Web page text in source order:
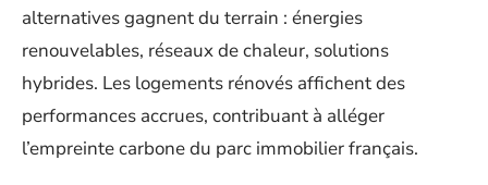
alternatives gagnent du terrain : énergies
renouvelables, réseaux de chaleur, solutions
hybrides. Les logements rénovés affichent des
performances accrues, contribuant à alléger
l’empreinte carbone du parc immobilier français.